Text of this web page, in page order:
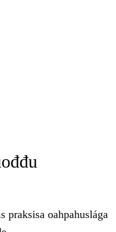
praksisa oahpahuslága